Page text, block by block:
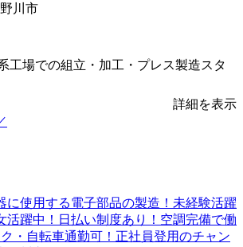
川市
工場での組立・加工・プレス製造スタ
詳細を表示